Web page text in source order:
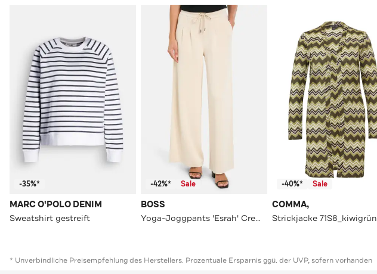
-35%*
MARC O'POLO DENIM
Sweatshirt gestreift
-42%* Sale
BOSS
Yoga-Joggpants 'Esrah' Creme
-40%* Sale
COMMA,
Strickjacke 71S8_kiwigrün
* Unverbindliche Preisempfehlung des Herstellers. Prozentuale Ersparnis ggü. der UVP, sofern vorhanden